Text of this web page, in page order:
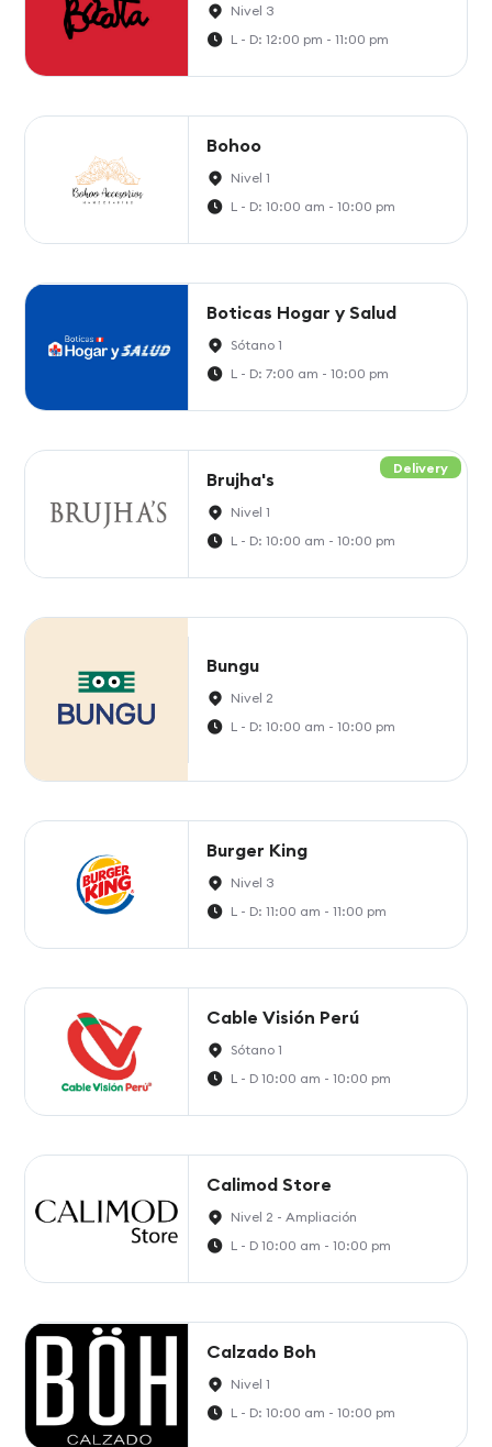
Nivel 3
L - D: 12:00 pm - 11:00 pm
Bohoo
Nivel 1
L - D: 10:00 am - 10:00 pm
Boticas Hogar y Salud
Sótano 1
L - D: 7:00 am - 10:00 pm
Delivery
Brujha's
Nivel 1
L - D: 10:00 am - 10:00 pm
Bungu
Nivel 2
L - D: 10:00 am - 10:00 pm
Burger King
Nivel 3
L - D: 11:00 am - 11:00 pm
Cable Visión Perú
Sótano 1
L - D 10:00 am - 10:00 pm
Calimod Store
Nivel 2 - Ampliación
L - D 10:00 am - 10:00 pm
Calzado Boh
Nivel 1
L - D: 10:00 am - 10:00 pm